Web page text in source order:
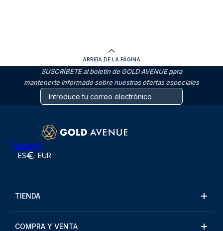
ARRIBA DE LA PÁGINA
SUSCRÍBETE al boletín de GOLD AVENUE para
mantenerte informado sobre nuestras ofertas especiales
Trustpilot
ES EUR
TIENDA
COMPRA Y VENTA